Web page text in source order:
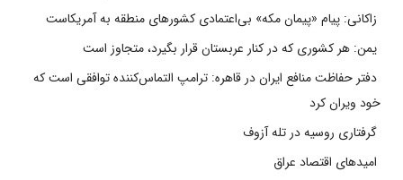
زاکانی: پیام «پیمان مکه» بی‌اعتمادی کشورهای منطقه به آمریکاست
یمن: هر کشوری که در کنار عربستان قرار بگیرد، متجاوز است
دفتر حفاظت منافع ایران در قاهره: ترامپ التماس‌کننده توافقی است که
خود ویران کرد
گرفتاری روسیه در تله آزوف
امیدهای اقتصاد عراق